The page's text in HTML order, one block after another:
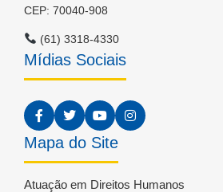
CEP: 70040-908
(61) 3318-4330
Mídias Sociais
Mapa do Site
Atuação em Direitos Humanos